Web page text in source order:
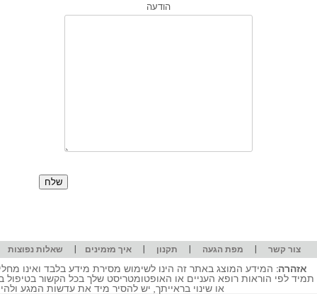
הודעה
צור קשר | מפת הגעה | תקנון |איך מזמינים | שאלות נפוצות
אזהרה: המידע המוצג באתר זה הינו לשימוש מסירת מידע בלבד ואינו
תמיד לפי הוראות רופא העניים או האופטומטריסט שלך בכל הקשור
או שינוי בראייתך, יש להסיר מיד את עדשות המגע